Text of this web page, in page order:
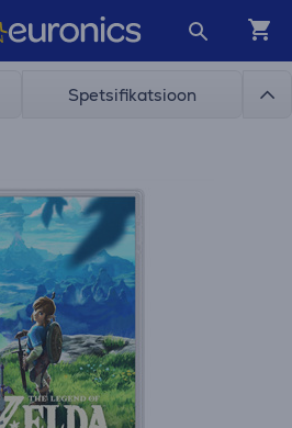
Spetsifikatsioon